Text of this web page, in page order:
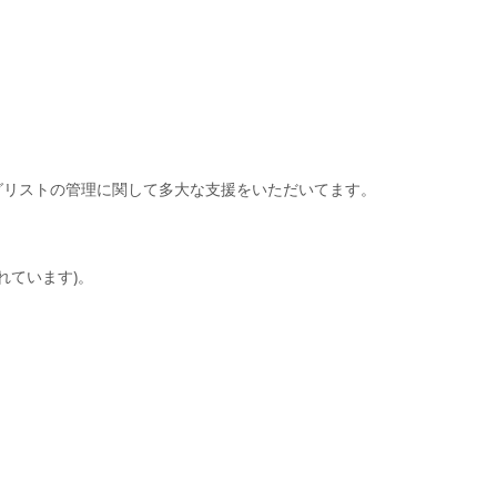
トの管理に関して多大な支援をいただいてます。
います)。